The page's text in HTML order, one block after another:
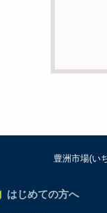
f）開示
ご本人
には、お
個人情報
〒106-
豊洲市場(い
はじめての方へ